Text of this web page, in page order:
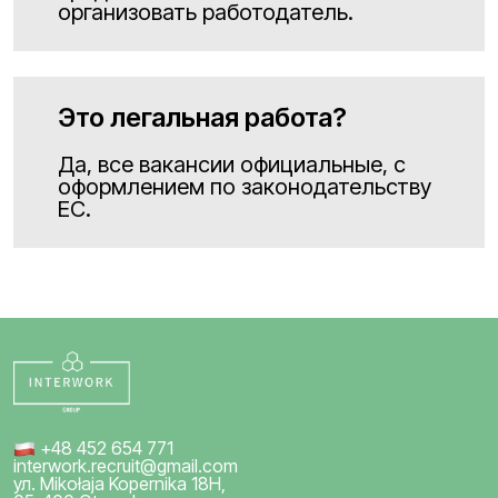
организовать работодатель.
Это легальная работа?
Да, все вакансии официальные, с
оформлением по законодательству
ЕС.
+48 452 654 771
interwork.recruit@gmail.com
ул. Mikołaja Kopernika 18H,